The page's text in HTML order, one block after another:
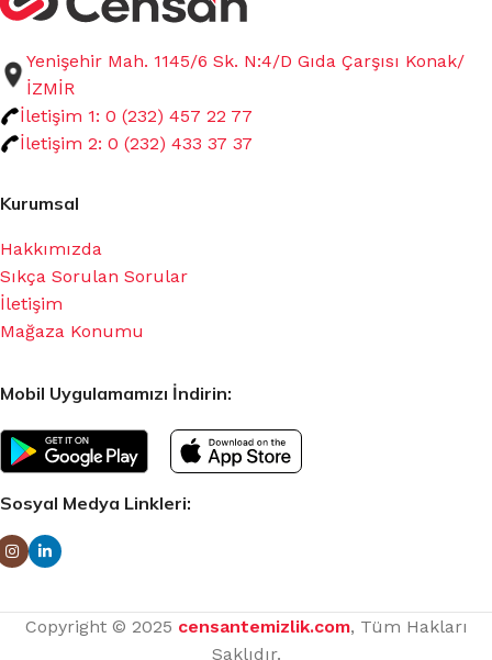
Yenişehir Mah. 1145/6 Sk. N:4/D Gıda Çarşısı Konak/
İZMİR
İletişim 1: 0 (232) 457 22 77
İletişim 2: 0 (232) 433 37 37
Kurumsal
Hakkımızda
Sıkça Sorulan Sorular
İletişim
Mağaza Konumu
Mobil Uygulamamızı İndirin:
Sosyal Medya Linkleri:
Copyright © 2025 censantemizlik.com, Tüm Hakları
Saklıdır.